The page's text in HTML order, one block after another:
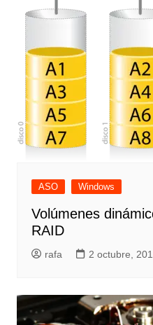
ASO Windows
Volúmenes
RAID
rafa 2 octubre,